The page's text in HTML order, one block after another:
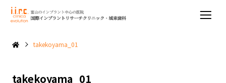
takekoyama_01
takekoyama_01